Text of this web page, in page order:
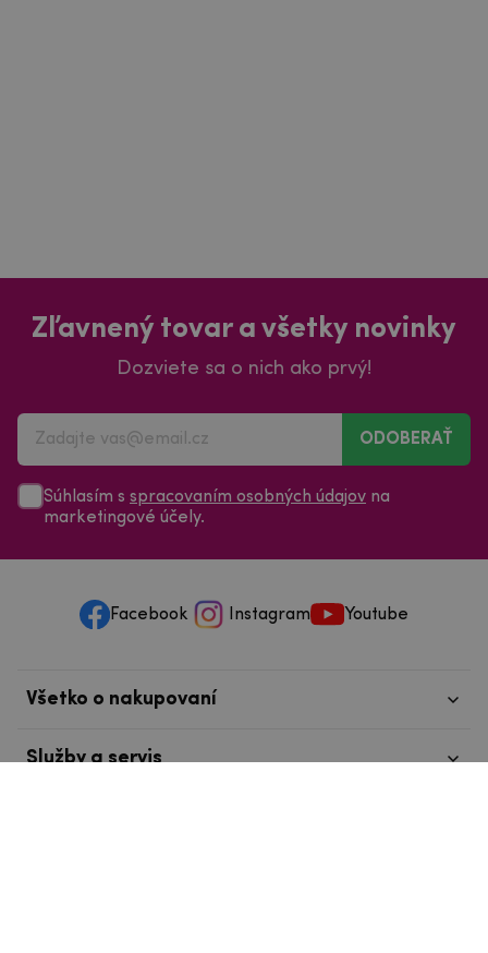
Zľavnený tovar a všetky novinky
Dozviete sa o nich ako prvý!
ODOBERAŤ
Súhlasím s spracovaním osobných údajov na
marketingové účely.
Facebook Instagram Youtube
Všetko o nakupovaní
Služby a servis